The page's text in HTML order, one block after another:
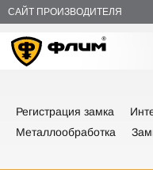
САЙТ ПРОИЗВОДИТЕЛЯ
Регистрация замка
Металлообработка